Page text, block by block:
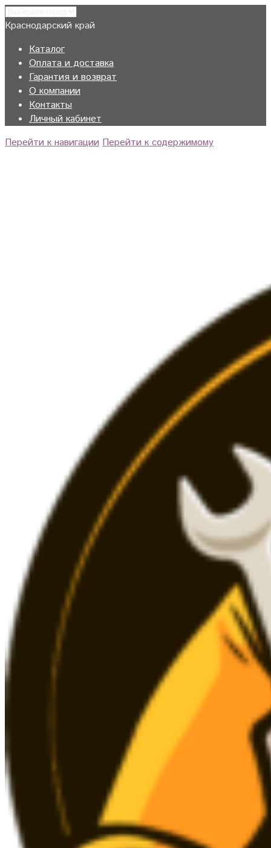
Краснодарский край
Каталог
Оплата и доставка
Гарантия и возврат
О компании
Контакты
Личный кабинет
Перейти к навигации Перейти к содержимому